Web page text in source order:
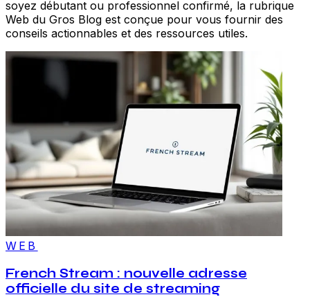
soyez débutant ou professionnel confirmé, la rubrique
Web du Gros Blog est conçue pour vous fournir des
conseils actionnables et des ressources utiles.
WEB
French Stream : nouvelle adresse
officielle du site de streaming